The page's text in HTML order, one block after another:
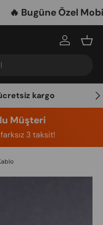
🔥 Bugüne Özel
Log in
kargo
Müşteri
3 taksit!